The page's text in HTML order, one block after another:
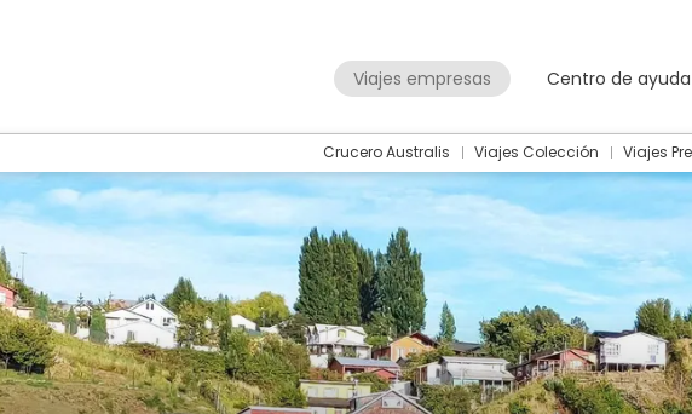
Viajes empresas Centro de ayuda
Crucero Australis Viajes Colección Viajes